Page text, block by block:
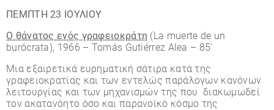
ΠΕΜΠΤΗ 23 ΙΟΥΛΙΟΥ
Ο θάνατος ενός γραφειοκράτη (La muerte de un
burócrata), 1966 – Tomás Gutiérrez Alea – 85’
Μια εξαιρετικά ευρηματική σάτιρα κατά της
γραφειοκρατίας και των εντελώς παράλογων κανόνων
λειτουργίας και των μηχανισμών της που διακωμωδεί
τον ακατανόητο όσο και παρανοϊκό κόσμο της